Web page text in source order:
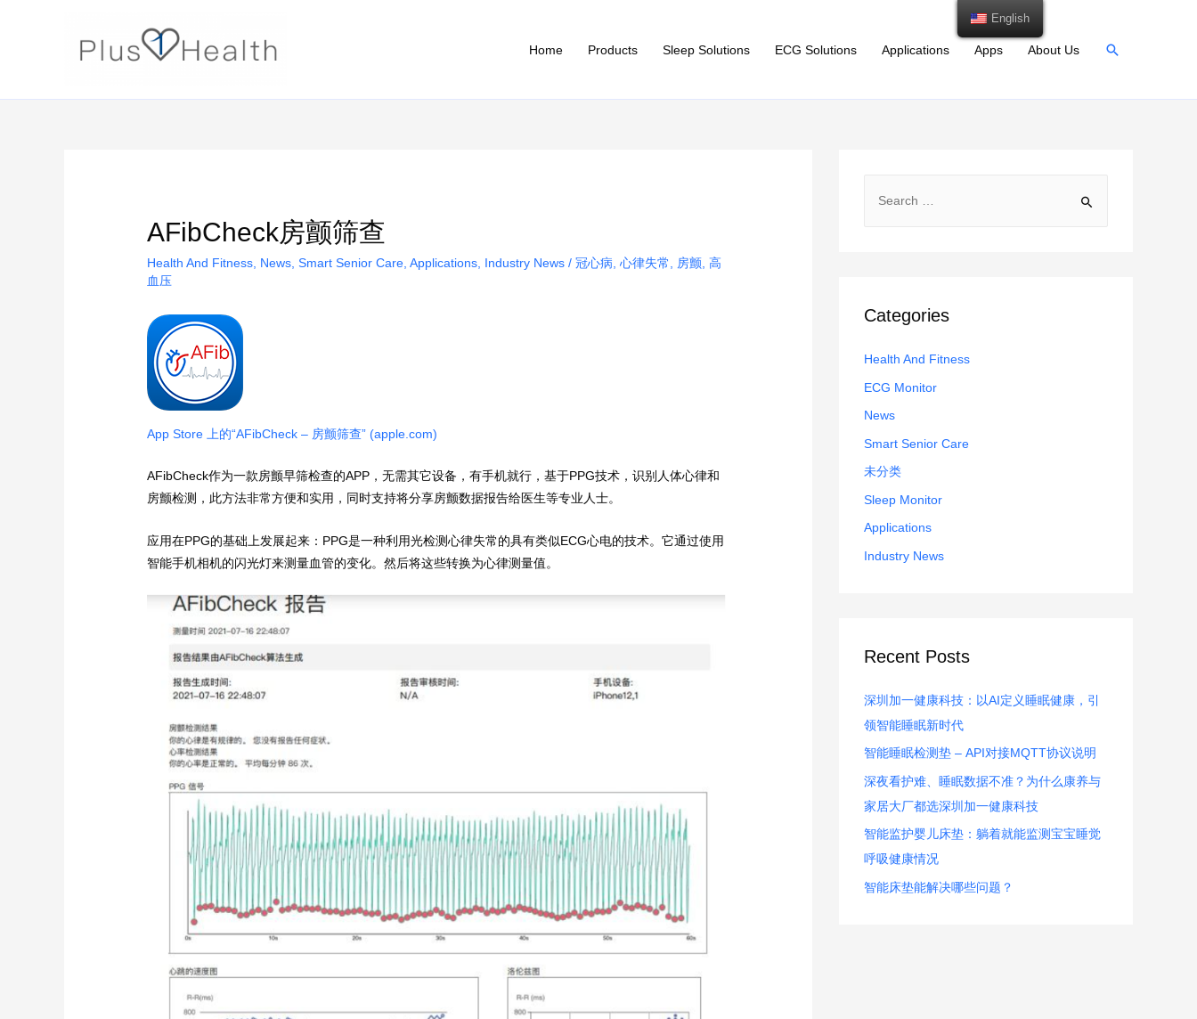
Home Products Sleep Solutions ECG Solutions Applications Apps About Us Search
AFibCheck房颤筛查
Health And Fitness News ,Smart Senior Care ,Applications Industry News /冠心病 ,心律失常 房颤 ,高
血压
‎App Store 上的“AFibCheck – 房颤筛查” (apple.com)
AFibCheck作为一款房颤早筛检查的APP，无需其它设备，有手机就行，基于PPG技术，识别人体心律和
房颤检测，此方法非常方便和实用，同时支持将分享房颤数据报告给医生等专业人士。
应用在PPG的基础上发展起来：PPG是一种利用光检测心律失常的具有类似ECG心电的技术。它通过使用
智能手机相机的闪光灯来测量血管的变化。然后将这些转换为心律测量值。
h
o
r
:
Categories
Health And Fitness
ECG Monitor
News
Smart Senior Care
未分类
Sleep Monitor
Applications
Industry News
Recent Posts
深圳加一健康科技：以AI定义睡眠健康，引
领智能睡眠新时代
智能睡眠检测垫 – API对接MQTT协议说明
深夜看护难、睡眠数据不准？为什么康养与
家居大厂都选深圳加一健康科技
智能监护婴儿床垫：躺着就能监测宝宝睡觉
呼吸健康情况
智能床垫能解决哪些问题？
English